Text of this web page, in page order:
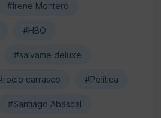
#Irene Montero
#HBO
#salvame deluxe
carrasco #Política
#Santiago Abascal